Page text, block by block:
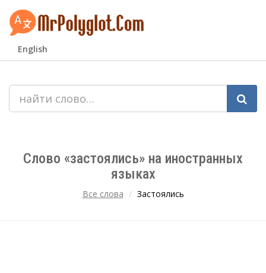
English
Слово «застоялись» на иностранных
языках
Все слова Застоялись